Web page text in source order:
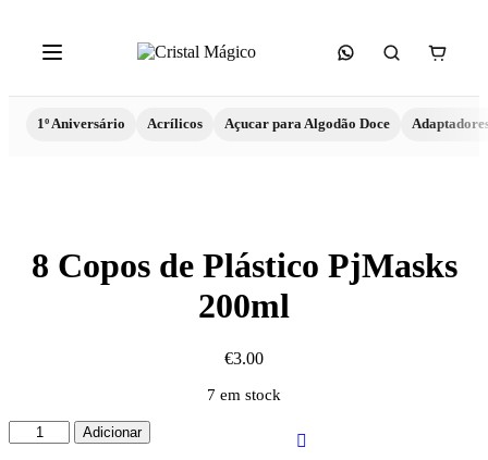
1º Aniversário Acrílicos Açucar para Algodão Doce
8 Copos de Plástico PjMasks
200ml
€3.00
7 em stock
Quantidade
de
Adicionar